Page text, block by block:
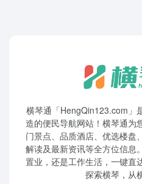
横琴通「HengQin123.com」
造的便民导航网站！横琴通为
门景点、品质酒店、优选楼盘
解读及最新资讯等全方位信息
置业，还是工作生活，一键
探索横琴，从